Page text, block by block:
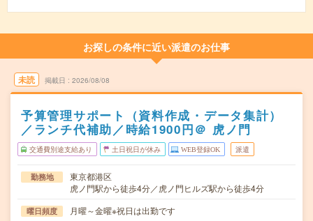
お探しの条件に近い派遣のお仕事
未読 掲載日 2026/08/08
予算管理サポート（資料作成・データ集計）
／ランチ代補助／時給1900円＠ 虎ノ門
交通費別途支給あり 土日祝日が休み WEB登録OK 派遣
勤務地
東京都港区
虎ノ門駅から徒歩4分／虎ノ門ヒルズ駅から徒歩4分
曜日頻度 月曜～金曜※祝日は出勤です